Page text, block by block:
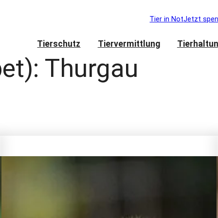
Tier in NotJetzt
Tierschutz Tiervermittlung
Thurgau